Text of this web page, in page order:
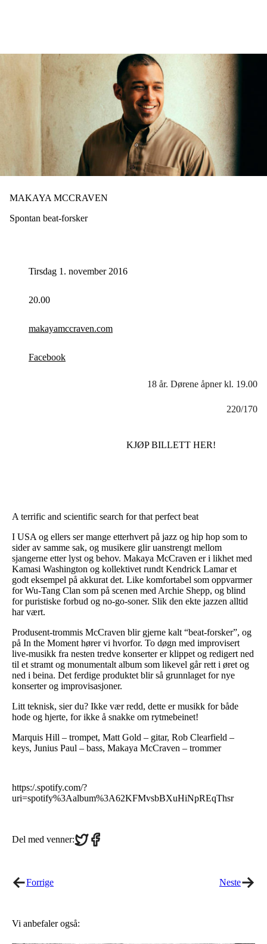
MAKAYA MCCRAVEN
Spontan beat-forsker
Tirsdag 1. november 2016
20.00
makayamccraven.com
Facebook
18 år. Dørene åpner kl. 19.00
220/170
KJØP BILLETT HER!
A terrific and scientific search for that perfect beat
I USA og ellers ser mange etterhvert på jazz og hip hop som to
sider av samme sak, og musikere glir uanstrengt mellom
sjangerne etter lyst og behov. Makaya McCraven er i likhet med
Kamasi Washington og kollektivet rundt Kendrick Lamar et
godt eksempel på akkurat det. Like komfortabel som oppvarmer
for Wu-Tang Clan som på scenen med Archie Shepp, og blind
for puristiske forbud og no-go-soner. Slik den ekte jazzen alltid
har vært.
Produsent-trommis McCraven blir gjerne kalt “beat-forsker”, og
på In the Moment hører vi hvorfor. To døgn med improvisert
live-musikk fra nesten tredve konserter er klippet og redigert ned
til et stramt og monumentalt album som likevel går rett i øret og
ned i beina. Det ferdige produktet blir så grunnlaget for nye
konserter og improvisasjoner.
Litt teknisk, sier du? Ikke vær redd, dette er musikk for både
hode og hjerte, for ikke å snakke om rytmebeinet!
Marquis Hill – trompet, Matt Gold – gitar, Rob Clearfield –
keys, Junius Paul – bass, Makaya McCraven – trommer
https:/.spotify.com/?
uri=spotify%3Aalbum%3A62KFMvsbBXuHiNpREqThsr
Del med venner:Share
on
Share
on
Forrige Neste
Vi anbefaler også: